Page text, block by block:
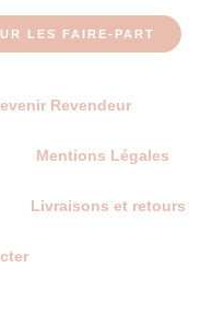
LES FAIRE-PART
Revendeur
Mentions Légales
Livraisons et retours